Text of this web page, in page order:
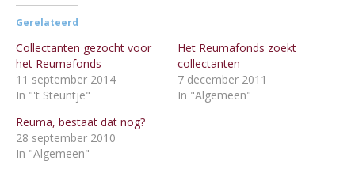
Gerelateerd
Collectanten gezocht voor
het Reumafonds
11 september 2014
In "'t Steuntje"
Het Reumafonds zoekt
collectanten
7 december 2011
In "Algemeen"
Reuma, bestaat dat nog?
28 september 2010
In "Algemeen"